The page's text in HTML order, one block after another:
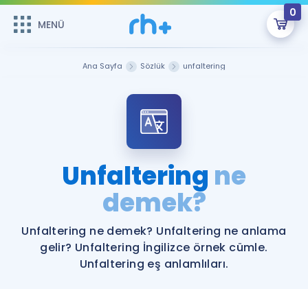
MENÜ
0
Şifremi Hatırlamıyorum
Sepetin Şu An Boş.
Remzi Hoca ile seni sınava hazırlayacak onlarca eğitim seni
bekliyor!
MENÜ
Katılımcı Görüşleri
Faydalı Araçlar
Ücretsiz Kaynaklar
İngilizce Gramer
Ana Sayfa Sözlük unfaltering
Unfaltering ne
demek?
Unfaltering ne demek? Unfaltering ne anlama
gelir? Unfaltering İngilizce örnek cümle.
Unfaltering eş anlamlıları.